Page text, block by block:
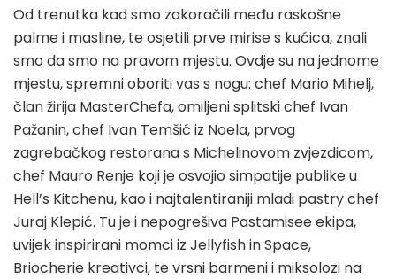
Od trenutka kad smo zakoračili među raskošne
palme i masline, te osjetili prve mirise s kućica, znali
smo da smo na pravom mjestu. Ovdje su na jednome
mjestu, spremni oboriti vas s nogu: chef Mario Mihelj,
član žirija MasterChefa, omiljeni splitski chef Ivan
Pažanin, chef Ivan Temšić iz Noela, prvog
zagrebačkog restorana s Michelinovom zvjezdicom,
chef Mauro Renje koji je osvojio simpatije publike u
Hell’s Kitchenu, kao i najtalentiraniji mladi pastry chef
Juraj Klepić. Tu je i nepogrešiva Pastamisee ekipa,
uvijek inspirirani momci iz Jellyfish in Space,
Briocherie kreativci, te vrsni barmeni i miksolozi na